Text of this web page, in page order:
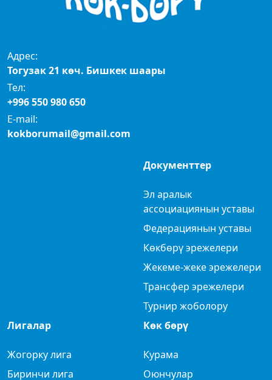
Адрес:
Тогузак 21 көч. Бишкек шаары
Тел:
+996 550 980 650
E-mail:
kokborumail@gmail.com
Документтер
Эл аралык
ассоциациянын уставы
Федерациянын уставы
Көкбөрү эрежелери
Жекеме-жеке эрежелери
Трансфер эрежелери
Турнир жоболору
Лигалар
Жогорку лига
Биринчи лига
Көк бөрү
Курама
Оюнчулар